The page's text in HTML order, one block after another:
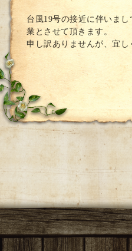
台風19号の接近に伴いま
業とさせて頂きます。
申し訳ありませんが、宜し